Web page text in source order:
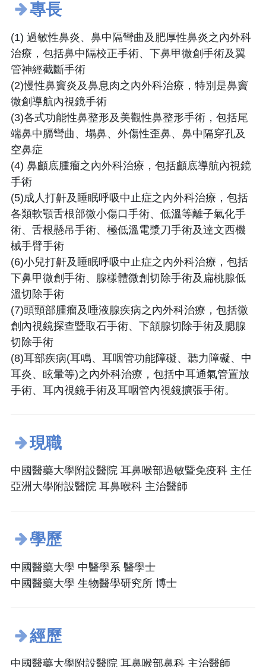
專長
(1) 過敏性鼻炎、鼻中隔彎曲及肥厚性鼻炎之內外科
治療，包括鼻中隔校正手術、下鼻甲微創手術及翼
管神經截斷手術
(2)慢性鼻竇炎及鼻息肉之內外科治療，特別是鼻竇
微創導航內視鏡手術
(3)各式功能性鼻整形及美觀性鼻整形手術，包括尾
端鼻中膈彎曲、塌鼻、外傷性歪鼻、鼻中隔穿孔及
空鼻症
(4) 鼻顱底腫瘤之內外科治療，包括顱底導航內視鏡
手術
(5)成人打鼾及睡眠呼吸中止症之內外科治療，包括
各類軟顎舌根部微小傷口手術、低溫等離子氣化手
術、舌根懸吊手術、極低溫電漿刀手術及達文西機
械手臂手術
(6)小兒打鼾及睡眠呼吸中止症之內外科治療，包括
下鼻甲微創手術、腺樣體微創切除手術及扁桃腺低
溫切除手術
(7)頭頸部腫瘤及唾液腺疾病之內外科治療，包括微
創內視鏡探查暨取石手術、下頷腺切除手術及腮腺
切除手術
(8)耳部疾病(耳鳴、耳咽管功能障礙、聽力障礙、中
耳炎、眩暈等)之內外科治療，包括中耳通氣管置放
手術、耳內視鏡手術及耳咽管內視鏡擴張手術。
現職
中國醫藥大學附設醫院 耳鼻喉部過敏暨免疫科 主任
亞洲大學附設醫院 耳鼻喉科 主治醫師
學歷
中國醫藥大學 中醫學系 醫學士
中國醫藥大學 生物醫學研究所 博士
經歷
中國醫藥大學附設醫院 耳鼻喉部鼻科 主治醫師